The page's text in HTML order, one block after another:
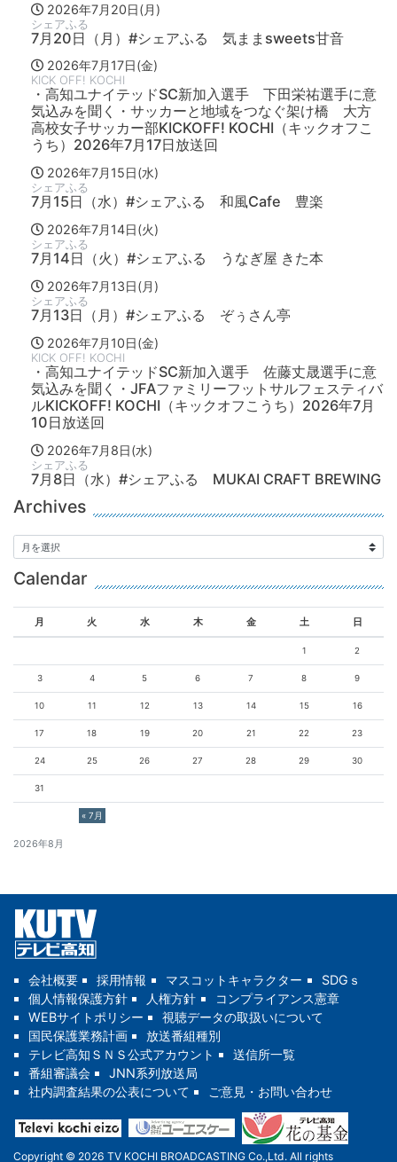
2026年7月20日(月)
シェアふる
7月20日（月）#シェアふる 気ままsweets甘音
2026年7月17日(金)
KICK OFF! KOCHI
・高知ユナイテッドSC新加入選手 下田栄祐選手に意
気込みを聞く・サッカーと地域をつなぐ架け橋 大方
高校女子サッカー部KICKOFF! KOCHI（キックオフこ
うち）2026年7月17日放送回
2026年7月15日(水)
シェアふる
7月15日（水）#シェアふる 和風Cafe 豊楽
2026年7月14日(火)
シェアふる
7月14日（火）#シェアふる うなぎ屋 きた本
2026年7月13日(月)
シェアふる
7月13日（月）#シェアふる ぞぅさん亭
2026年7月10日(金)
KICK OFF! KOCHI
・高知ユナイテッドSC新加入選手 佐藤丈晟選手に意
気込みを聞く・JFAファミリーフットサルフェスティバ
ルKICKOFF! KOCHI（キックオフこうち）2026年7月
10日放送回
2026年7月8日(水)
シェアふる
7月8日（水）#シェアふる MUKAI CRAFT BREWING
Archives
Calendar
2026年8月
月 火 水 木 金 土 日
« 7月
1 2
3 4 5 6 7 8 9
10 11 12 13 14 15 16
17 18 19 20 21 22 23
24 25 26 27 28 29 30
31
会社概要 採用情報 マスコットキャラクター
SDGｓ
個人情報保護方針
人権方針
コンプライアンス憲章
WEBサイトポリシー
視聴データの取扱いについて
国民保護業務計画
放送番組種別
テレビ高知ＳＮＳ公式アカウント
送信所一覧
番組審議会
JNN系列放送局
社内調査結果の公表について
ご意見・お問い合わせ
Copyright © 2026 TV KOCHI BROADCASTING Co.,Ltd. All rights